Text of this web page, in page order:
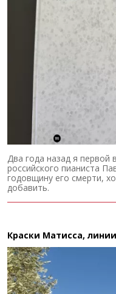
Два года назад я первой
российского пианиста
годовщину его смерти,
добавить.
Краски Матисса,